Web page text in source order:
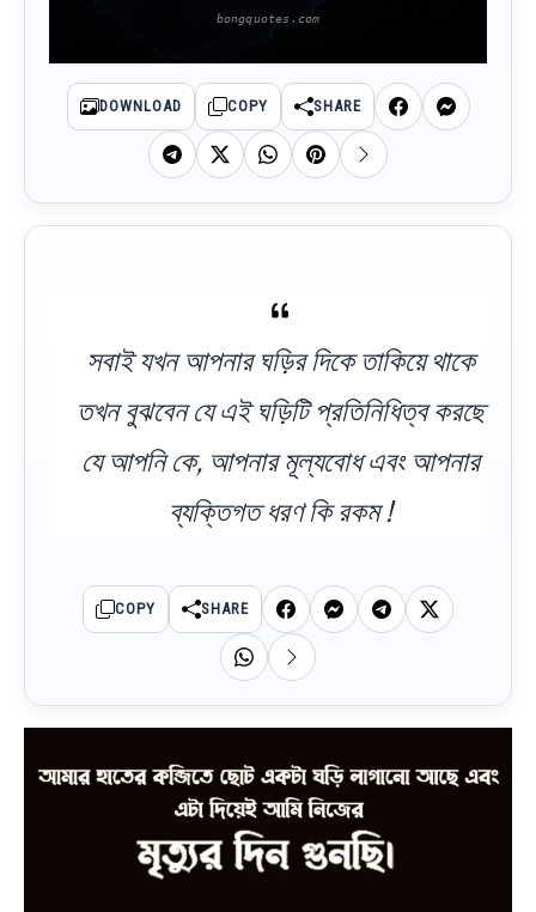
DOWNLOAD COPY SHARE
সবাই যখন আপনার ঘড়ির দিকে তাকিয়ে থাকে
তখন বুঝবেন যে এই ঘড়িটি প্রতিনিধিত্ব করছে
যে আপনি কে, আপনার মূল্যবোধ এবং আপনার
ব্যক্তিগত ধরণ কি রকম !
COPY SHARE